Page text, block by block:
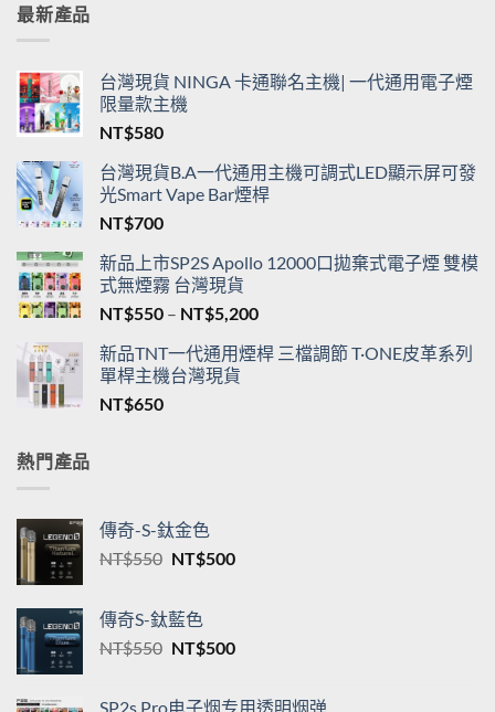
最新產品
台灣現貨 NINGA 卡通聯名主機| 一代通用電子煙
限量款主機
NT$580
台灣現貨B.A一代通用主機可調式LED顯示屏可發
光Smart Vape Bar煙桿
NT$700
新品上市SP2S Apollo 12000口拋棄式電子煙 雙模
式無煙霧 台灣現貨
NT$550 – NT$5,200價
範
新品TNT一代通用煙桿 三檔調節 T·ONE皮革系列
單桿主機台灣現貨
NT$650
熱門產品
傳奇-S-鈦金色
NT$550 原
格：
NT$550。
NT$500目
NT$500。
傳奇S-鈦藍色
NT$550 原
NT$500目
SP2s Pro电子烟专用透明烟弹